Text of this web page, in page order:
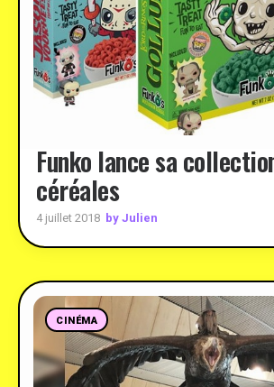
Funko lance sa
céréales
4 juillet 2018 by Julien
CINÉMA